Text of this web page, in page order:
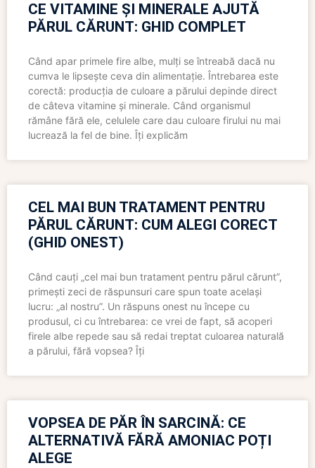
CE VITAMINE ȘI MINERALE AJUTĂ
PĂRUL CĂRUNT: GHID COMPLET
Când apar primele fire albe, mulți se întreabă dacă nu
cumva le lipsește ceva din alimentație. Întrebarea este
corectă: producția de culoare a părului depinde direct
de câteva vitamine și minerale. Când organismul
rămâne fără ele, celulele care dau culoare firului nu mai
lucrează la fel de bine. Îți explicăm
CEL MAI BUN TRATAMENT PENTRU
PĂRUL CĂRUNT: CUM ALEGI CORECT
(GHID ONEST)
Când cauți „cel mai bun tratament pentru părul cărunt”,
primești zeci de răspunsuri care spun toate același
lucru: „al nostru”. Un răspuns onest nu începe cu
produsul, ci cu întrebarea: ce vrei de fapt, să acoperi
firele albe repede sau să redai treptat culoarea naturală
a părului, fără vopsea? Îți
VOPSEA DE PĂR ÎN SARCINĂ: CE
ALTERNATIVĂ FĂRĂ AMONIAC POȚI
ALEGE